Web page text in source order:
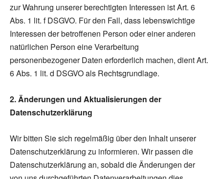
zur Wahrung unserer berechtigten Interessen ist Art. 6
Abs. 1 lit. f DSGVO. Für den Fall, dass lebenswichtige
Interessen der betroffenen Person oder einer anderen
natürlichen Person eine Verarbeitung
personenbezogener Daten erforderlich machen, dient Art.
6 Abs. 1 lit. d DSGVO als Rechtsgrundlage.
2. Änderungen und Aktualisierungen der
Datenschutzerklärung
Wir bitten Sie sich regelmäßig über den Inhalt unserer
Datenschutzerklärung zu informieren. Wir passen die
Datenschutzerklärung an, sobald die Änderungen der